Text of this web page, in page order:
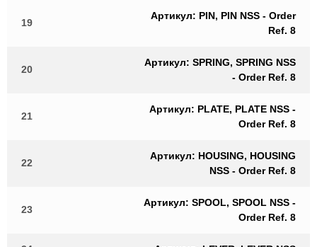
19
Артикул: PIN, PIN NSS - Order
Ref. 8
20
Артикул: SPRING, SPRING NSS
- Order Ref. 8
21
Артикул: PLATE, PLATE NSS -
Order Ref. 8
22
Артикул: HOUSING, HOUSING
NSS - Order Ref. 8
23
Артикул: SPOOL, SPOOL NSS -
Order Ref. 8